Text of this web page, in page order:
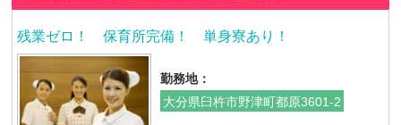
残業ゼロ！ 保育所完備！ 単身寮あり！
勤務地：
大分県臼杵市野津町都原3601-2